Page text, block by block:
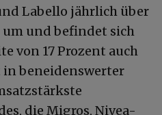
Labello jährlich über
und befindet sich
von 17 Prozent auch
beneidenswerter
die Migros, Nivea-